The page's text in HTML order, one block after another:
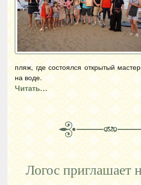
пляж, где состоялся открытый
на воде.
Читать…
Логос приглашает